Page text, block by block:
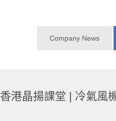
Company News
香港晶揚課堂 | 冷氣風